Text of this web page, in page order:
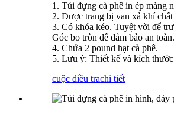
1. Túi đựng cà phê in ép màng
2. Được trang bị van xả khí
3. Có khóa kéo. Tuyệt vời để
Góc bo tròn để đảm bảo an toàn.
4. Chứa 2 pound hạt cà phê.
5. Lưu ý: Thiết kế và kích
cuộc điều trachi tiết